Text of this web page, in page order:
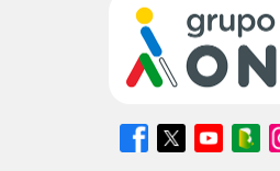
Síguenos
en
Síguenos
en
Síguenos
en
en